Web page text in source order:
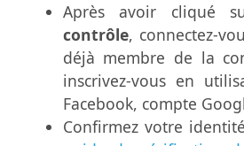
Après avoir cliqué
contrôle, connectez-
déjà membre de la
inscrivez-vous en
Facebook, compte
Confirmez votre